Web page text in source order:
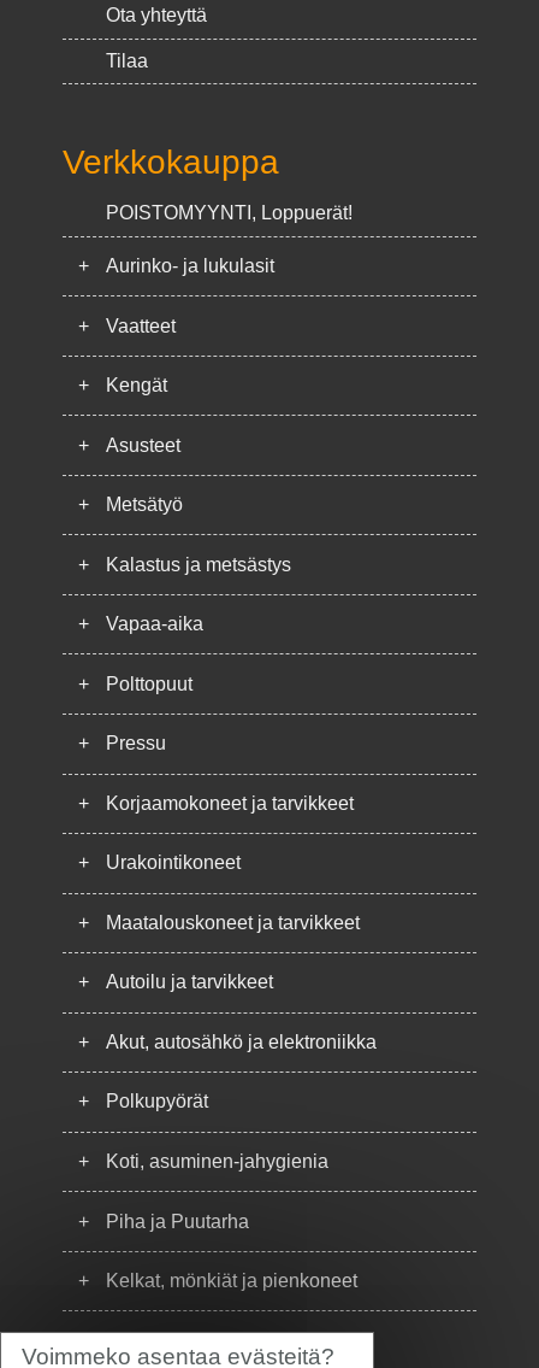
Voimmeko asentaa evästeitä?
Ota yhteyttä
Tilaa
Verkkokauppa
POISTOMYYNTI, Loppuerät!
+ Aurinko- ja lukulasit
+ Vaatteet
+ Kengät
+ Asusteet
+ Metsätyö
+ Kalastus ja metsästys
+ Vapaa-aika
+ Polttopuut
+ Pressu
+ Korjaamokoneet ja tarvikkeet
+ Urakointikoneet
+ Maatalouskoneet ja tarvikkeet
+ Autoilu ja tarvikkeet
+ Akut, autosähkö ja elektroniikka
+ Polkupyörät
+ Koti, asuminen-jahygienia
+ Piha ja Puutarha
+ Kelkat, mönkiät ja pienkoneet